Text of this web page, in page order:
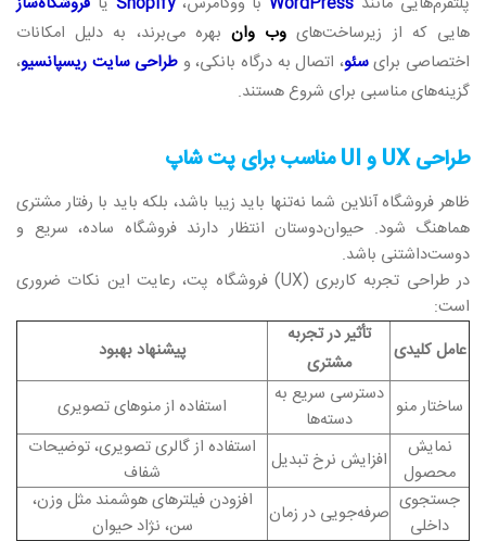
هایی که از زیرساخت‌های وب وان بهره می‌برند، به دلیل امکانات
اختصاصی برایسئو، اتصال به درگاه بانکی، و طراحی سایت ریسپانسیو،
گزینه‌های مناسبی برای شروع هستند.
طراحی UX و UI مناسب برای پت‌ شاپ
ظاهر فروشگاه آنلاین شما نه‌تنها باید زیبا باشد، بلکه باید با رفتار مشتری
هماهنگ شود. حیوان‌دوستان انتظار دارند فروشگاه ساده، سریع و
دوست‌داشتنی باشد.
در طراحی تجربه کاربری (UX) فروشگاه پت، رعایت این نکات ضروری
است:
عامل کلیدی
تأثیر در تجربه
مشتری
پیشنهاد بهبود
ساختار منو دسترسی سریع به
دسته‌ها
استفاده از منوهای تصویری
نمایش
محصول
افزایش نرخ تبدیل
استفاده از گالری تصویری، توضیحات
شفاف
جستجوی
داخلی
صرفه‌جویی در زمان
افزودن فیلترهای هوشمند مثل وزن،
سن، نژاد حیوان